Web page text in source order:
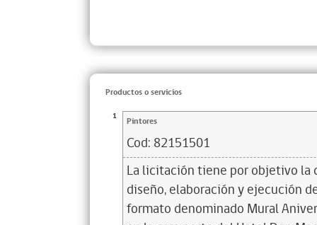
Productos o servicios
1 Pintores
Cod: 82151501
La licitación tiene por objetivo la
diseño, elaboración y ejecución
formato denominado Mural